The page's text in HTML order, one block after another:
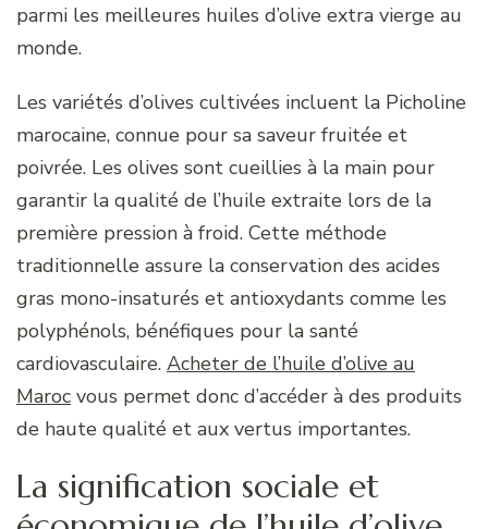
parmi les meilleures huiles d’olive extra vierge au
monde.
Les variétés d’olives cultivées incluent la Picholine
marocaine, connue pour sa saveur fruitée et
poivrée. Les olives sont cueillies à la main pour
garantir la qualité de l’huile extraite lors de la
première pression à froid. Cette méthode
traditionnelle assure la conservation des acides
gras mono-insaturés et antioxydants comme les
polyphénols, bénéfiques pour la santé
cardiovasculaire. Acheter de l’huile d’olive au
Maroc vous permet donc d’accéder à des produits
de haute qualité et aux vertus importantes.
La signification sociale et